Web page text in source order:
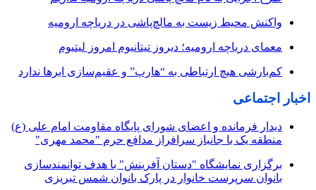
واکنش محیط زیست به مالچ‌پاشی در دریاچه ارومیه
معمای دریاچه ارومیه؛ دیروز تیتانیوم امروز لیتیوم
کم‌بارشی هیچ ارتباطی به “هارپ” و عقیم‌سازی ابرها ندارد
اخبار اجتماعی
دیدار فرمانده و اعضای شورای پایگاه مقاومت امام علی (ع)
منطقه یک با جانباز سرافراز مدافع حرم "محمد مهری"
برگزاری نمایشگاه "دستان آفرینش" با هدف توانمندسازی
بانوان سرپرست خانوار در پارک بانوان شمس تبریزی